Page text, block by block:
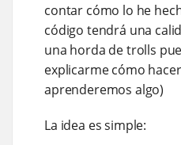
contar cómo lo he
código tendrá una
una horda de trolls
explicarme cómo
aprenderemos algo)
La idea es simple: